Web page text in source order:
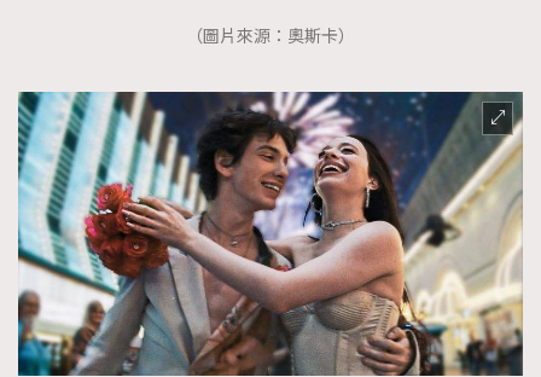
（圖片來源：奧斯卡）